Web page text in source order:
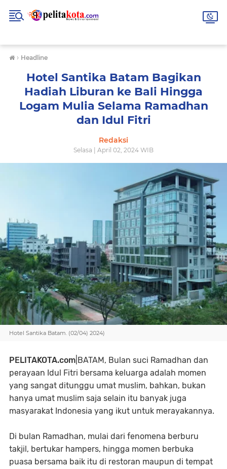
› Headline
Hotel Santika Batam Bagikan
Hadiah Liburan ke Bali Hingga
Logam Mulia Selama Ramadhan
dan Idul Fitri
Redaksi
Selasa | April 02, 2024 WIB
Hotel Santika Batam. (02/04) 2024)
PELITAKOTA.com |BATAM, Bulan suci Ramadhan dan
perayaan Idul Fitri bersama keluarga adalah momen
yang sangat ditunggu umat muslim, bahkan, bukan
hanya umat muslim saja selain itu banyak juga
masyarakat Indonesia yang ikut untuk merayakannya.
Di bulan Ramadhan, mulai dari fenomena berburu
takjil, bertukar hampers, hingga momen berbuka
puasa bersama baik itu di restoran maupun di tempat